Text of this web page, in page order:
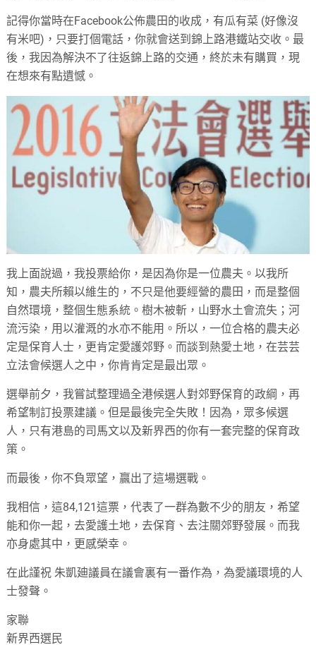
記得你當時在Facebook公佈農田的收成，有瓜有菜 (好像沒
有米吧)，只要打個電話，你就會送到錦上路港鐵站交收。最
後，我因為解決不了往返錦上路的交通，終於未有購買，現
在想來有點遺憾。
我上面說過，我投票給你，是因為你是一位農夫。以我所
知，農夫所賴以維生的，不只是他要經營的農田，而是整個
自然環境，整個生態系統。樹木被斬，山野水土會流失；河
流污染，用以灌溉的水亦不能用。所以，一位合格的農夫必
定是保育人士，更肯定愛護郊野。而談到熱愛土地，在芸芸
立法會候選人之中，你肯肯定是最出眾。
選舉前夕，我嘗試整理過全港候選人對郊野保育的政綱，再
希望制訂投票建議。但是最後完全失敗！因為，眾多候選
人，只有港島的司馬文以及新界西的你有一套完整的保育政
策。
而最後，你不負眾望，贏出了這場選戰。
我相信，這84,121這票，代表了一群為數不少的朋友，希望
能和你一起，去愛護土地，去保育、去注關郊野發展。而我
亦身處其中，更感榮幸。
在此謹祝 朱凱廸議員在議會裏有一番作為，為愛議環境的人
士發聲。
家聯
新界西選民